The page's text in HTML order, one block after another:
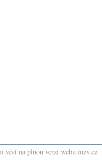
vést na plnou verzi webu mzv.cz